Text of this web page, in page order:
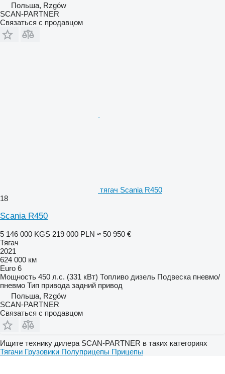
Польша, Rzgów
SCAN-PARTNER
Связаться с продавцом
тягач Scania R450
18
Scania R450
5 146 000 KGS 219 000 PLN ≈ 50 950 €
Тягач
2021
624 000 км
Euro 6
Мощность 450 л.с. (331 кВт) Топливо дизель Подвеска пневмо/
пневмо Тип привода задний привод
Польша, Rzgów
SCAN-PARTNER
Связаться с продавцом
Ищите технику дилера SCAN-PARTNER в таких категориях
Тягачи Грузовики Полуприцепы Прицепы